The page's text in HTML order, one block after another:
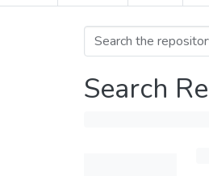
Search